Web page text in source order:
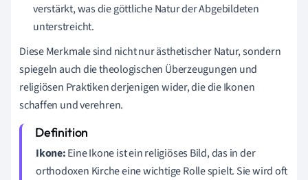
verstärkt, was die göttliche Natur der Abgebildeten
unterstreicht.
Diese Merkmale sind nicht nur ästhetischer Natur, sondern
spiegeln auch die theologischen Überzeugungen und
religiösen Praktiken derjenigen wider, die die Ikonen
schaffen und verehren.
Ikone:Eine Ikone ist ein religiöses Bild, das in der
orthodoxen Kirche eine wichtige Rolle spielt. Sie wird oft